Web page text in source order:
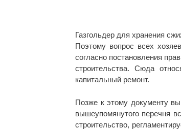
Газгольдер для хранения
Поэтому вопрос всех
согласно постановления
строительства. Сюда
капитальный ремонт.
Позже к этому документу
вышеупомянутого перечня
строительство,